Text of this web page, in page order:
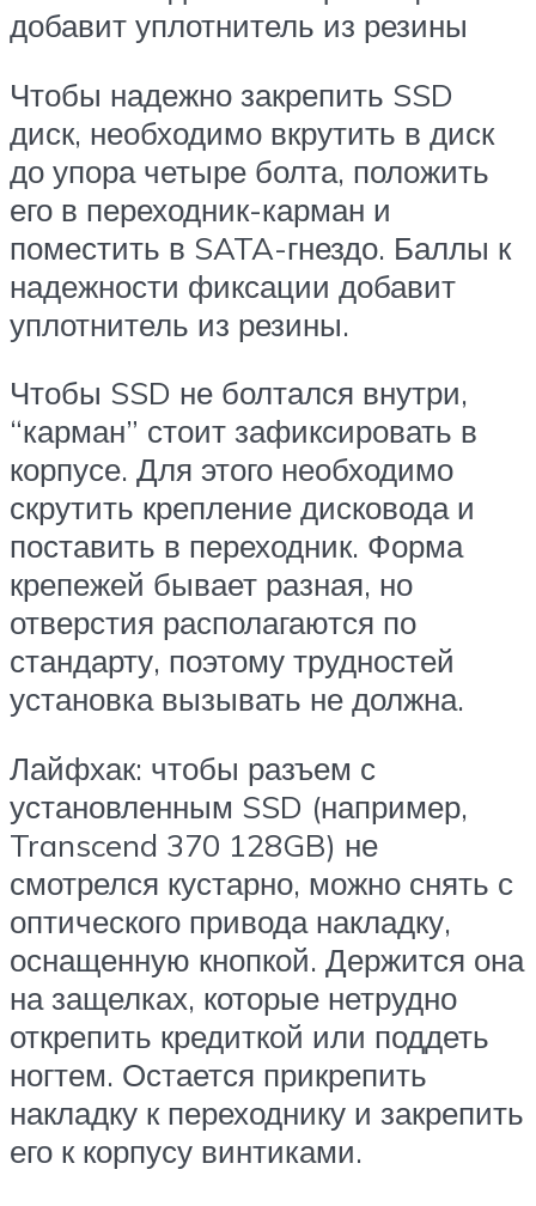
добавит уплотнитель из резины
Чтобы надежно закрепить SSD
диск, необходимо вкрутить в диск
до упора четыре болта, положить
его в переходник-карман и
поместить в SATA-гнездо. Баллы к
надежности фиксации добавит
уплотнитель из резины.
Чтобы SSD не болтался внутри,
“карман” стоит зафиксировать в
корпусе. Для этого необходимо
скрутить крепление дисковода и
поставить в переходник. Форма
крепежей бывает разная, но
отверстия располагаются по
стандарту, поэтому трудностей
установка вызывать не должна.
Лайфхак: чтобы разъем с
установленным SSD (например,
Transcend 370 128GB) не
смотрелся кустарно, можно снять с
оптического привода накладку,
оснащенную кнопкой. Держится она
на защелках, которые нетрудно
открепить кредиткой или поддеть
ногтем. Остается прикрепить
накладку к переходнику и закрепить
его к корпусу винтиками.